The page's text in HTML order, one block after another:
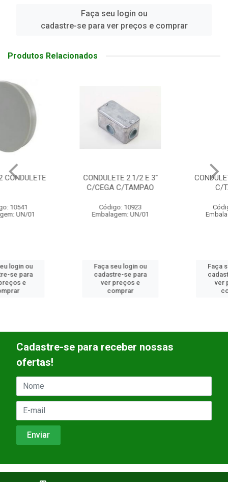
Faça seu login ou
cadastre-se para ver preços e comprar
Produtos Relacionados
CONDULETE 2.1/2 E 3''
C/CEGA C/TAMPAO
Embalagem: UN/01
Faça seu login ou
cadastre-se para
CONDULETE 4'' C/CEGA
C/TAMPAO
Embalagem: UN/01
Faça seu login ou
cadastre-se para
Cadastre-se para receber nossas
ofertas!